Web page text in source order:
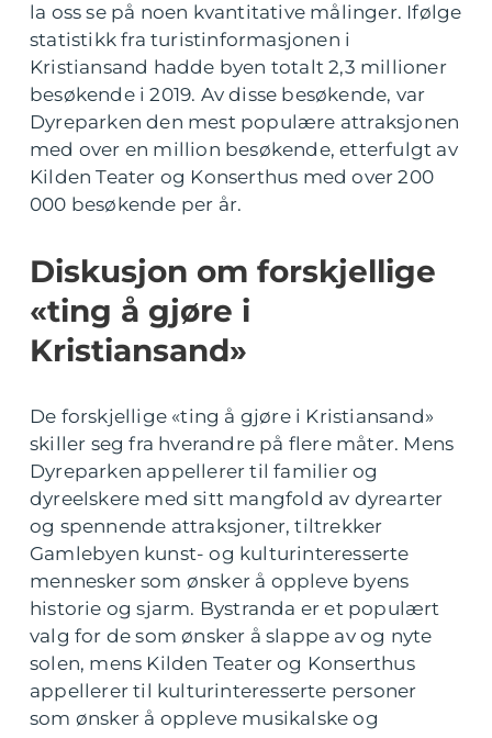
la oss se på noen kvantitative målinger. Ifølge
statistikk fra turistinformasjonen i
Kristiansand hadde byen totalt 2,3 millioner
besøkende i 2019. Av disse besøkende, var
Dyreparken den mest populære attraksjonen
med over en million besøkende, etterfulgt av
Kilden Teater og Konserthus med over 200
000 besøkende per år.
Diskusjon om forskjellige
«ting å gjøre i
Kristiansand»
De forskjellige «ting å gjøre i Kristiansand»
skiller seg fra hverandre på flere måter. Mens
Dyreparken appellerer til familier og
dyreelskere med sitt mangfold av dyrearter
og spennende attraksjoner, tiltrekker
Gamlebyen kunst- og kulturinteresserte
mennesker som ønsker å oppleve byens
historie og sjarm. Bystranda er et populært
valg for de som ønsker å slappe av og nyte
solen, mens Kilden Teater og Konserthus
appellerer til kulturinteresserte personer
som ønsker å oppleve musikalske og